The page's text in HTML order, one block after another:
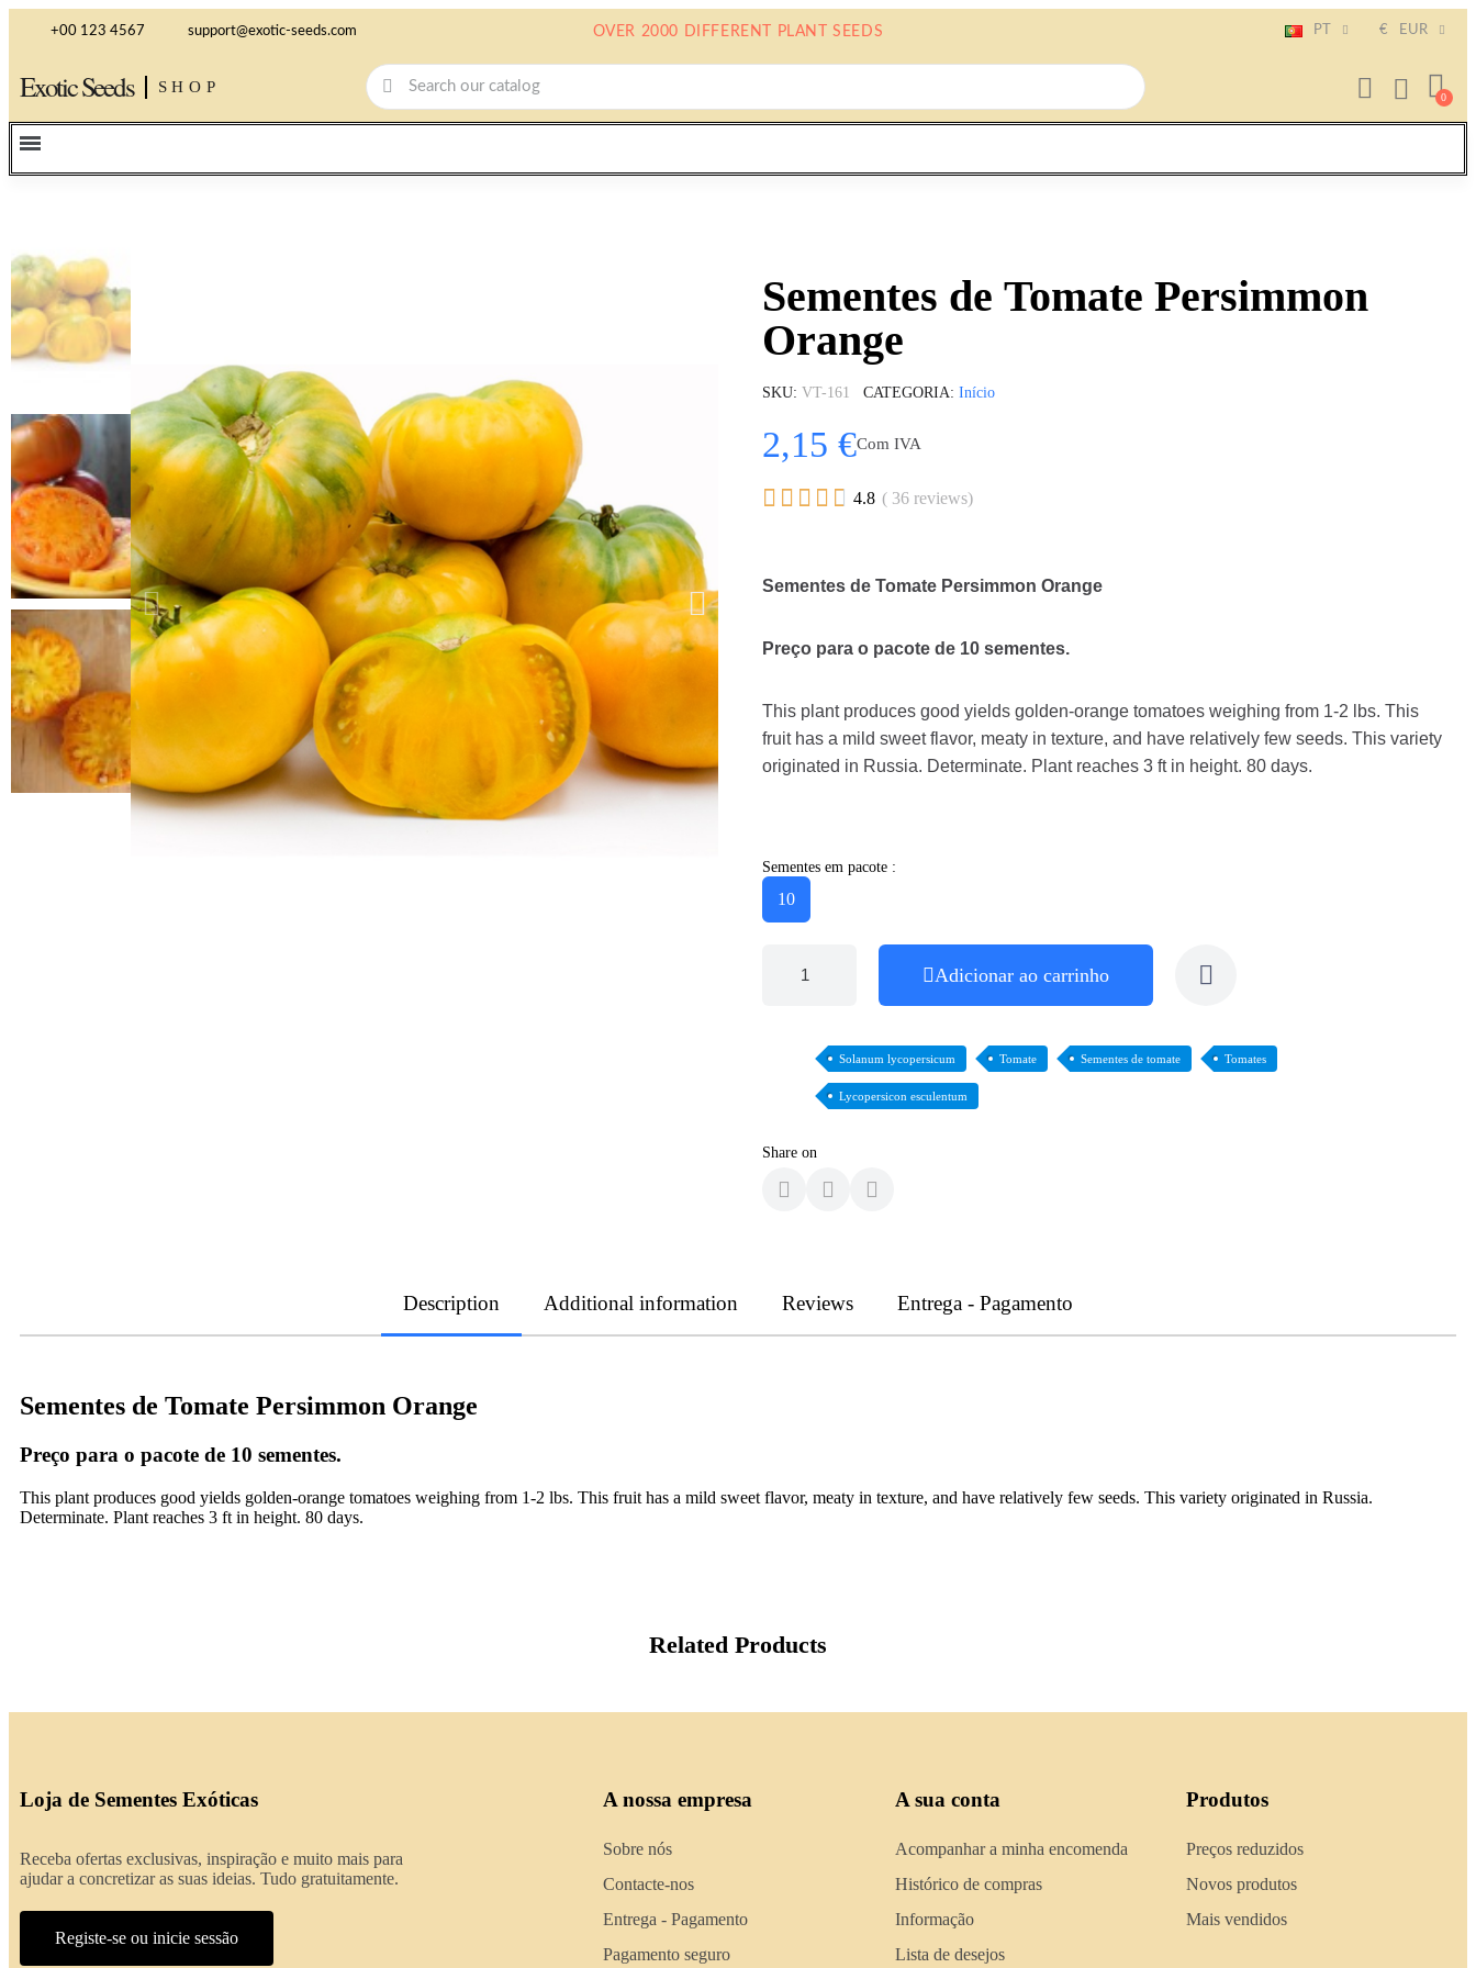
+00 123 4567 support@exotic-seeds.com OVER 2000 DIFFERENT PLANT SEEDS PT € EUR
Exotic Seeds SHOP
Sementes de Tomate Persimmon
Orange
SKU VT-161 CATEGORIA Início
2,15 €Com IVA
     4.8 ( 36 reviews)
Sementes de Tomate Persimmon Orange
Preço para o pacote de 10 sementes.
This plant produces good yields golden-orange tomatoes weighing from 1-2 lbs. This
fruit has a mild sweet flavor, meaty in texture, and have relatively few seeds. This variety
originated in Russia. Determinate. Plant reaches 3 ft in height. 80 days.
Sementes em pacote :
10
Adicionar ao carrinho
Solanum lycopersicum Tomate Sementes de tomate Tomates
Lycopersicon esculentum
Share on
Description Additional information Reviews Entrega - Pagamento
Sementes de Tomate Persimmon Orange
Preço para o pacote de 10 sementes.
This plant produces good yields golden-orange tomatoes weighing from 1-2 lbs. This fruit has a mild sweet flavor, meaty in texture, and have relatively few seeds. This variety originated in Russia.
Determinate. Plant reaches 3 ft in height. 80 days.
Related Products
Loja de Sementes Exóticas
Receba ofertas exclusivas, inspiração e muito mais para
ajudar a concretizar as suas ideias. Tudo gratuitamente.
Registe-se ou inicie sessão
A nossa empresa
Sobre nós
Contacte-nos
Entrega - Pagamento
Pagamento seguro
A sua conta
Acompanhar a minha encomenda
Histórico de compras
Informação
Lista de desejos
Produtos
Preços reduzidos
Novos produtos
Mais vendidos